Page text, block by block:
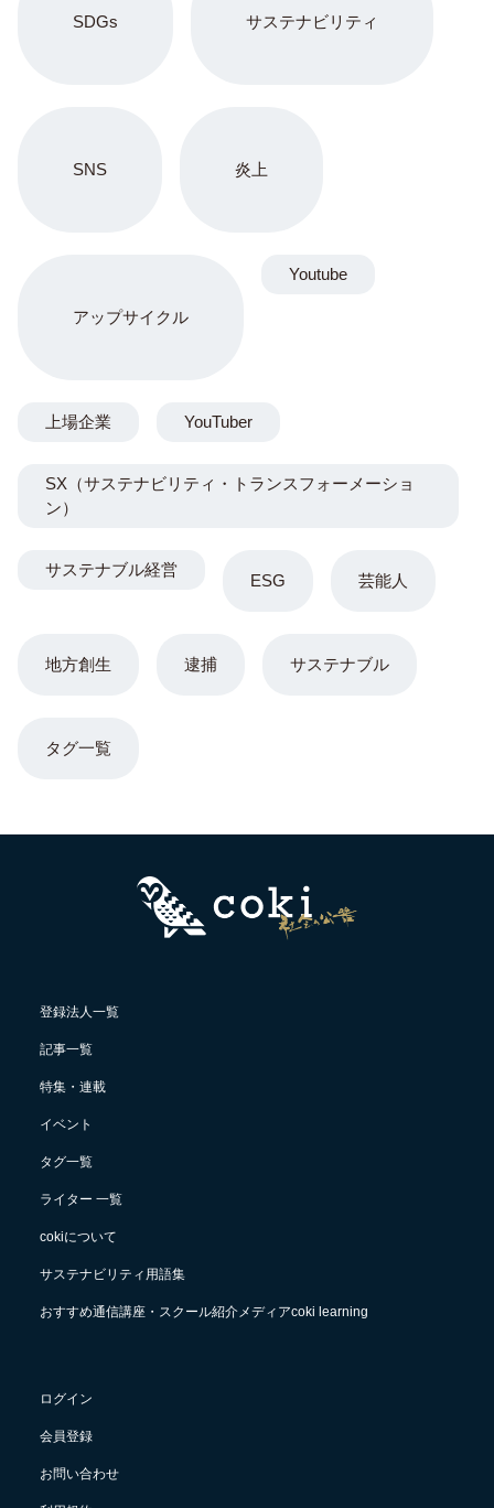
SDGs サステナビリティ
SNS 炎上
アップサイクル
ESG 芸能人
地方創生 逮捕 サステナブル
Youtube
上場企業 YouTuber
SX（サステナビリティ・トランスフォーメーショ
ン）
サステナブル経営
タグ一覧
登録法人一覧
記事一覧
特集・連載
イベント
タグ一覧
ライター 一覧
cokiについて
サステナビリティ用語集
おすすめ通信講座・スクール紹介メディアcoki learning
ログイン
会員登録
お問い合わせ